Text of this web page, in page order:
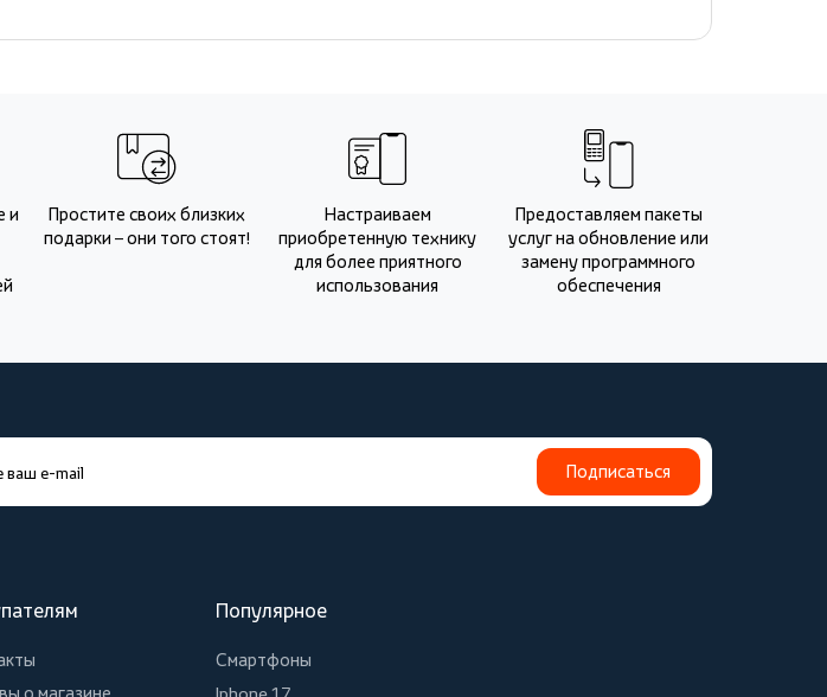
и
Простите своих близких
подарки – они того стоят!
Настраиваем
приобретенную технику
для более приятного
использования
Предоставляем пакеты
услуг на обновление или
замену программного
обеспечения
Подписаться
Популярное
Смартфоны